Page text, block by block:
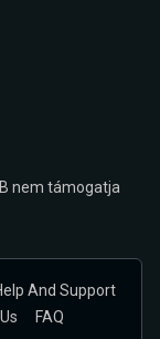
nem támogatja
And Support
FAQ